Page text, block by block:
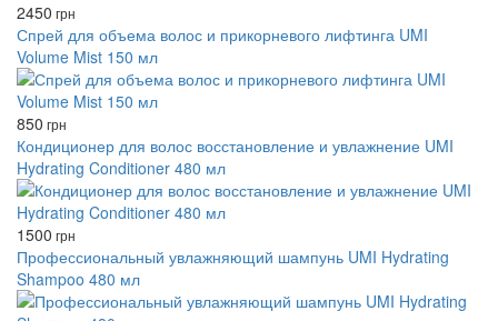
2450 грн
Спрей для объема волос и прикорневого лифтинга UMI
Volume Mist 150 мл
850 грн
Кондиционер для волос восстановление и увлажнение UMI
Hydrating Conditioner 480 мл
1500 грн
Профессиональный увлажняющий шампунь UMI Hydrating
Shampoo 480 мл